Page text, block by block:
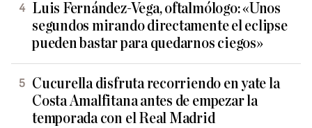
Luis Fernández-Vega, oftalmólogo: «Unos
segundos mirando directamente el eclipse
pueden bastar para quedarnos ciegos»
Cucurella disfruta recorriendo en yate la
Costa Amalfitana antes de empezar la
temporada con el Real Madrid